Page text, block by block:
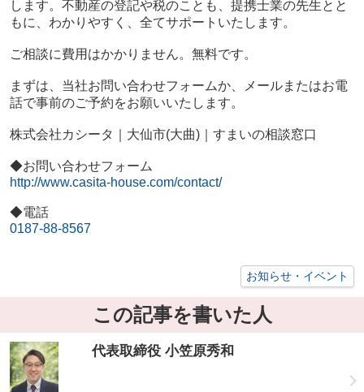
します。不動産の登記や税のことも、提携士業の先生とと
もに、わかりやすく、全てサポートいたします。
ご相談に費用はかかりません。無料です。
まずは、当社お問い合わせフォームか、メールまたはお電
話で事前のご予約をお願いいたします。
株式会社カシータ｜大仙市(大曲)｜すまいの相談窓口
◆お問い合わせフォーム
http://www.casita-house.com/contact/
◆電話
0187-88-8567
お知らせ・イベント
この記事を書いた人
代表取締役 小笠原秀和